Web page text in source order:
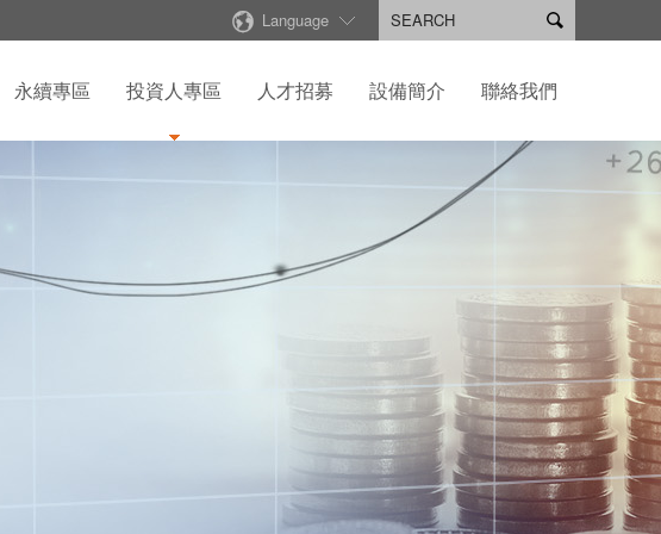
 Language
永續專區 投資人專區 人才招募 設備簡介 聯絡我們